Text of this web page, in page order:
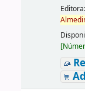
Editora:
[